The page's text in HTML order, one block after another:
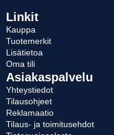
Linkit
Kauppa
Tuotemerkit
Lisätietoa
Oma tili
Asiakaspalvelu
Yhteystiedot
Tilausohjeet
Reklamaatio
Tilaus- ja toimitusehdot